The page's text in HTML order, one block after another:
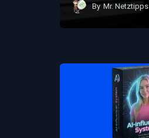
By Mr. Netztipps